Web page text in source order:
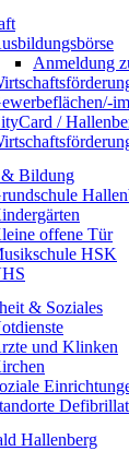
Anmeldung
/
Bildung
offene Tür
HSK
& Soziales
und Klinken
Hallenberg